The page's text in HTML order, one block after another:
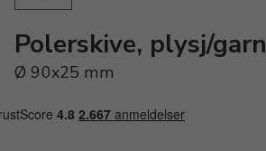
Polerskive, plysj/garn
Ø 90x25 mm